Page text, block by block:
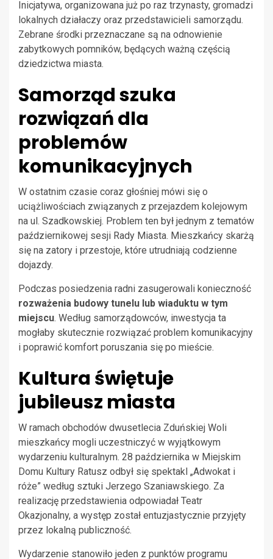
Inicjatywa, organizowana już po raz trzynasty, gromadzi
lokalnych działaczy oraz przedstawicieli samorządu.
Zebrane środki przeznaczane są na odnowienie
zabytkowych pomników, będących ważną częścią
dziedzictwa miasta.
Samorząd szuka
rozwiązań dla
problemów
komunikacyjnych
W ostatnim czasie coraz głośniej mówi się o
uciążliwościach związanych z przejazdem kolejowym
na ul. Szadkowskiej. Problem ten był jednym z tematów
październikowej sesji Rady Miasta. Mieszkańcy skarżą
się na zatory i przestoje, które utrudniają codzienne
dojazdy.
Podczas posiedzenia radni zasugerowali konieczność
rozważenia budowy tunelu lub wiaduktu w tym
miejscu. Według samorządowców, inwestycja ta
mogłaby skutecznie rozwiązać problem komunikacyjny
i poprawić komfort poruszania się po mieście.
Kultura świętuje
jubileusz miasta
W ramach obchodów dwusetlecia Zduńskiej Woli
mieszkańcy mogli uczestniczyć w wyjątkowym
wydarzeniu kulturalnym. 28 października w Miejskim
Domu Kultury Ratusz odbył się spektakl „Adwokat i
róże” według sztuki Jerzego Szaniawskiego. Za
realizację przedstawienia odpowiadał Teatr
Okazjonalny, a występ został entuzjastycznie przyjęty
przez lokalną publiczność.
Wydarzenie stanowiło jeden z punktów programu